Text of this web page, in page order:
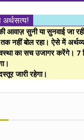
अर्थसत्य!
आवाज़ सुनी या सुनवाई जा
बोल रहा। ऐसे में
का सच उजागर करेंगे। 7
जारी रहेगा।